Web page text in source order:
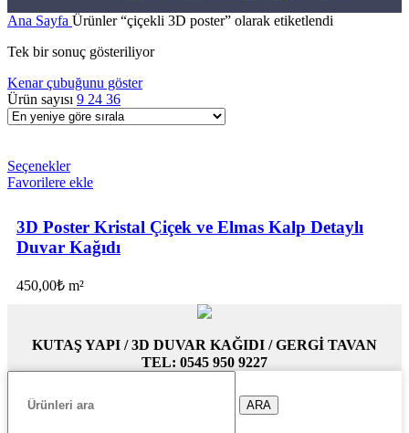
Ana Sayfa Ürünler “çiçekli 3D poster” olarak etiketlendi
Tek bir sonuç gösteriliyor
Kenar çubuğunu göster
Ürün sayısı 9 24 36
Seçenekler
Favorilere ekle
3D Poster Kristal Çiçek ve Elmas Kalp Detaylı
Duvar Kağıdı
450,00₺ m²
KUTAŞ YAPI / 3D DUVAR KAĞIDI / GERGİ TAVAN
TEL: 0545 950 9227
ARA